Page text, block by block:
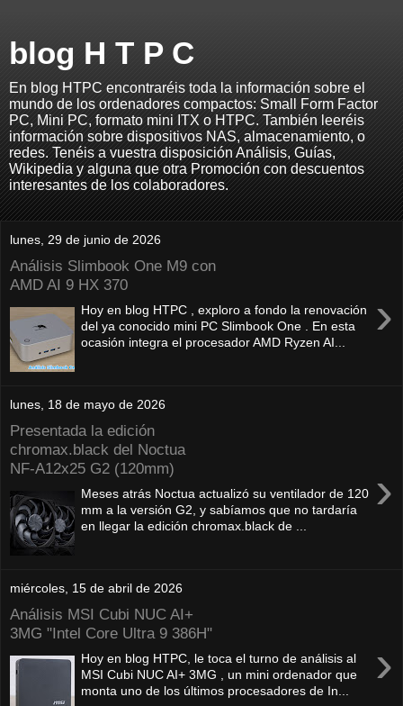
blog H T P C
En blog HTPC encontraréis toda la información sobre el
mundo de los ordenadores compactos: Small Form Factor
PC, Mini PC, formato mini ITX o HTPC. También leeréis
información sobre dispositivos NAS, almacenamiento, o
redes. Tenéis a vuestra disposición Análisis, Guías,
Wikipedia y alguna que otra Promoción con descuentos
interesantes de los colaboradores.
lunes, 29 de junio de 2026
Análisis Slimbook One M9 con
AMD AI 9 HX 370
›
Hoy en blog HTPC , exploro a fondo la renovación
del ya conocido mini PC Slimbook One . En esta
ocasión integra el procesador AMD Ryzen AI...
lunes, 18 de mayo de 2026
Presentada la edición
chromax.black del Noctua
NF‑A12x25 G2 (120mm)
›
Meses atrás Noctua actualizó su ventilador de 120
mm a la versión G2, y sabíamos que no tardaría
en llegar la edición chromax.black de ...
miércoles, 15 de abril de 2026
Análisis MSI Cubi NUC AI+
3MG "Intel Core Ultra 9 386H"
›
Hoy en blog HTPC, le toca el turno de análisis al
MSI Cubi NUC AI+ 3MG , un mini ordenador que
monta uno de los últimos procesadores de In...